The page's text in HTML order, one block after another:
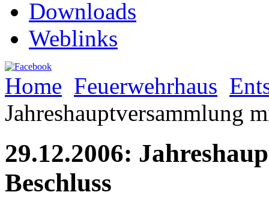
Downloads
Weblinks
Home Feuerwehrhaus
Jahreshauptversammlung
29.12.2006:
Beschluss